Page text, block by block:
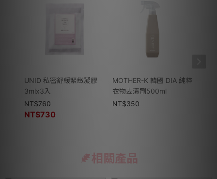
UNID 私密舒緩緊緻凝膠
3mlx3入
NT$760
NT$730
MOTHER-K 韓國 DIA 純粹
衣物去漬劑500ml
NT$350
相關產品